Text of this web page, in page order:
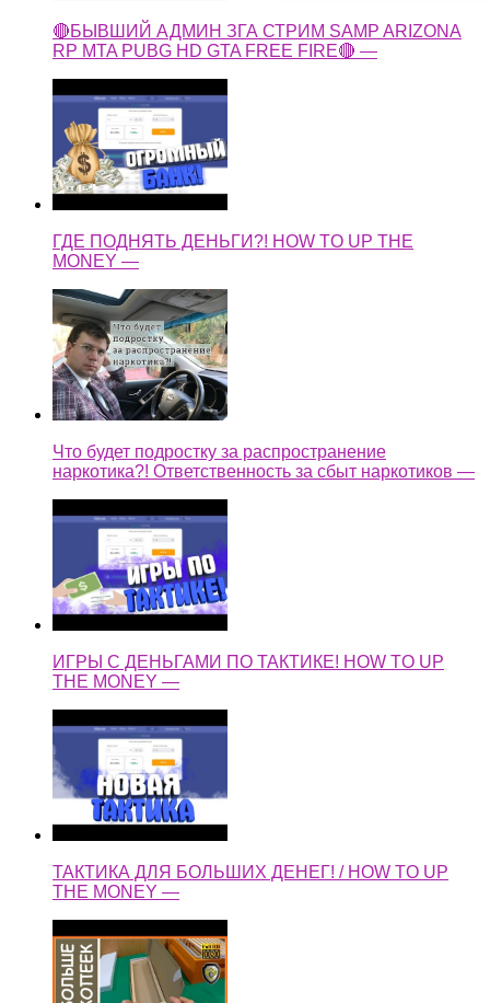
🔴БЫВШИЙ АДМИН ЗГА СТРИМ SAMP ARIZONA
RP MTA PUBG HD GTA FREE FIRE🔴 —
ГДЕ ПОДНЯТЬ ДЕНЬГИ?! HOW TO UP THE
MONEY —
Что будет подростку за распространение
наркотика?! Ответственность за сбыт наркотиков —
ИГРЫ С ДЕНЬГАМИ ПО ТАКТИКЕ! HOW TO UP
THE MONEY —
ТАКТИКА ДЛЯ БОЛЬШИХ ДЕНЕГ! / HOW TO UP
THE MONEY —